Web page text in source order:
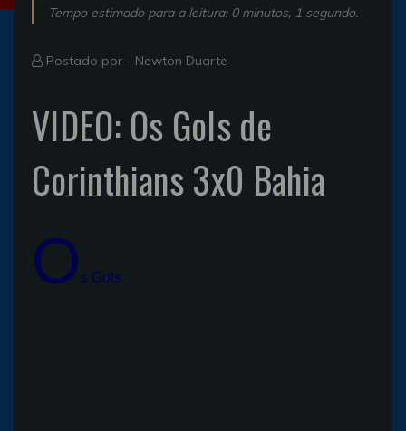
Tempo estimado para a leitura: 0 minutos, 1 segundo.
Postado por - Newton Duarte
VIDEO: Os Gols de
Corinthians 3x0 Bahia
O s Gols